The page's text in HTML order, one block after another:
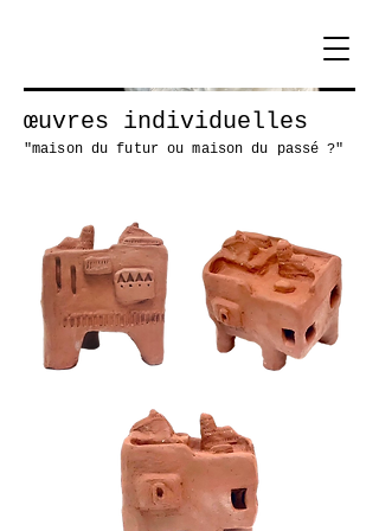
œuvres individuelles
"maison du futur ou maison du passé ?"